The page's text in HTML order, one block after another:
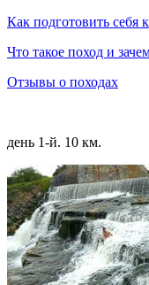
Как подготовить себя
Что такое поход и
Отзывы о походах
день 1-й. 10 км.